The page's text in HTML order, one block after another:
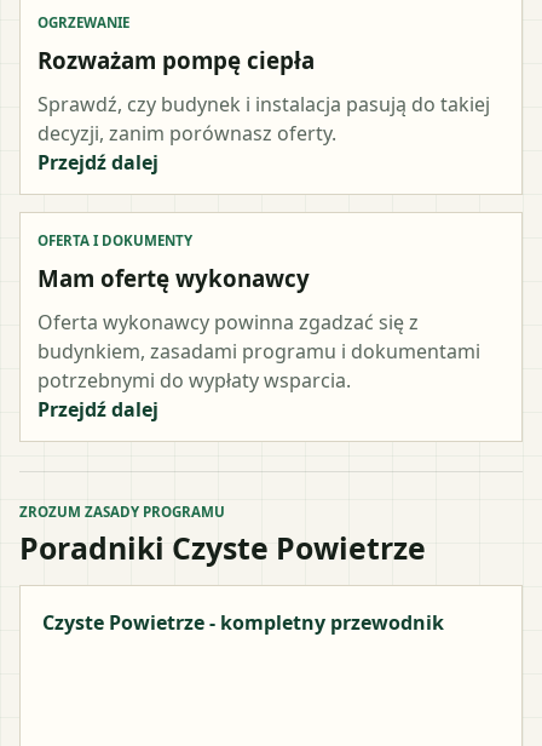
OGRZEWANIE
Rozważam pompę ciepła
Sprawdź, czy budynek i instalacja pasują do takiej
decyzji, zanim porównasz oferty.
Przejdź dalej
OFERTA I DOKUMENTY
Mam ofertę wykonawcy
Oferta wykonawcy powinna zgadzać się z
budynkiem, zasadami programu i dokumentami
potrzebnymi do wypłaty wsparcia.
Przejdź dalej
ZROZUM ZASADY PROGRAMU
Poradniki Czyste Powietrze
Czyste Powietrze - kompletny przewodnik